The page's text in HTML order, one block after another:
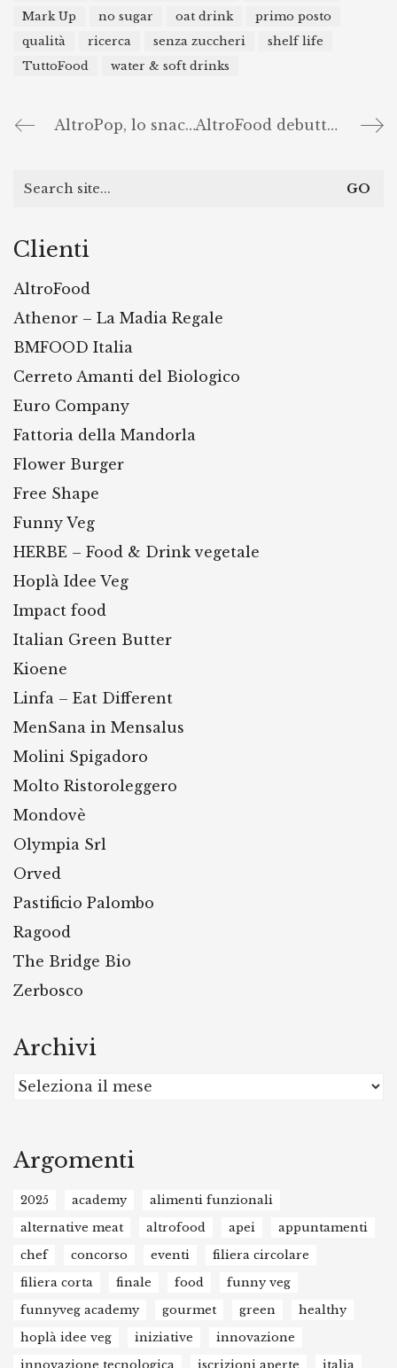
Mark Up
no sugar oat drink
primo posto
qualità
ricerca senza zuccheri
shelf life
TuttoFood
water & soft drinks
AltroPop, lo snack croccante, proteico, pronto in tasca AltroFood debutta a TuttoFood 2026: innovazione plant-based con due linee in anteprima assoluta
Search
for:
Clienti
AltroFood
Athenor – La Madia Regale
BMFOOD Italia
Cerreto Amanti del Biologico
Euro Company
Fattoria della Mandorla
Flower Burger
Free Shape
Funny Veg
HERBE – Food & Drink vegetale
Hoplà Idee Veg
Impact food
Italian Green Butter
Kioene
Linfa – Eat Different
MenSana in Mensalus
Molini Spigadoro
Molto Ristoroleggero
Mondovè
Olympia Srl
Orved
Pastificio Palombo
Ragood
The Bridge Bio
Zerbosco
Archivi
Archivi
Argomenti
2025 academy
alimenti funzionali
alternative meat
altrofood apei
appuntamenti
chef
concorso eventi
filiera circolare
filiera corta
finale food
funny veg
funnyveg academy
gourmet green
healthy
hoplà idee veg
iniziative
innovazione
innovazione tecnologica
iscrizioni aperte italia